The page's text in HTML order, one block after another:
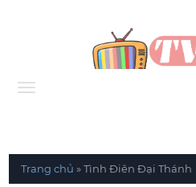
Menu
Trang chủ »Tình Điên Đại Thánh